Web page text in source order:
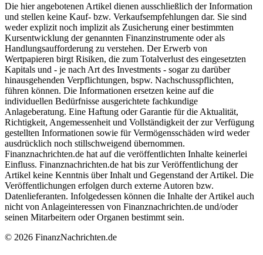
Die hier angebotenen Artikel dienen ausschließlich der Information
und stellen keine Kauf- bzw. Verkaufsempfehlungen dar. Sie sind
weder explizit noch implizit als Zusicherung einer bestimmten
Kursentwicklung der genannten Finanzinstrumente oder als
Handlungsaufforderung zu verstehen. Der Erwerb von
Wertpapieren birgt Risiken, die zum Totalverlust des eingesetzten
Kapitals und - je nach Art des Investments - sogar zu darüber
hinausgehenden Verpflichtungen, bspw. Nachschusspflichten,
führen können. Die Informationen ersetzen keine auf die
individuellen Bedürfnisse ausgerichtete fachkundige
Anlageberatung. Eine Haftung oder Garantie für die Aktualität,
Richtigkeit, Angemessenheit und Vollständigkeit der zur Verfügung
gestellten Informationen sowie für Vermögensschäden wird weder
ausdrücklich noch stillschweigend übernommen.
Finanznachrichten.de hat auf die veröffentlichten Inhalte keinerlei
Einfluss. Finanznachrichten.de hat bis zur Veröffentlichung der
Artikel keine Kenntnis über Inhalt und Gegenstand der Artikel. Die
Veröffentlichungen erfolgen durch externe Autoren bzw.
Datenlieferanten. Infolgedessen können die Inhalte der Artikel auch
nicht von Anlageinteressen von Finanznachrichten.de und/oder
seinen Mitarbeitern oder Organen bestimmt sein.
© 2026 FinanzNachrichten.de